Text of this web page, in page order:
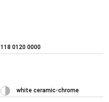
118 0120 0000
white ceramic-chrome